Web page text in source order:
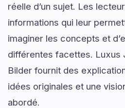
réelle d’un sujet. Les
informations qui leur
imaginer les concepts et
différentes facettes. Luxus
Bilder fournit des
idées originales et une
abordé.